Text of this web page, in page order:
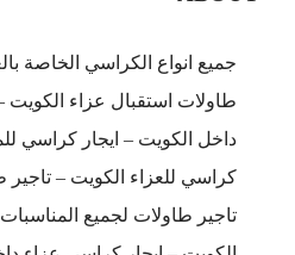
جميع انواع الكراسي الخاصة
طاولات استقبال عزاء
داخل الكويت – ايجار كراسي
كراسي للعزاء الكويت –
تاجير طاولات لجميع